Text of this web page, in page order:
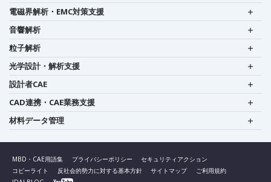
電磁界解析・EMC対策支援
音響解析
粒子解析
光学設計・解析支援
設計者CAE
CAD連携・CAE業務支援
材料データ管理
MBD・CAE用語集 プライバシーポリシー
セキュリティアクション
コピーライト
反社会的勢力に対する基本方針 サイトマップ
ご利用規約